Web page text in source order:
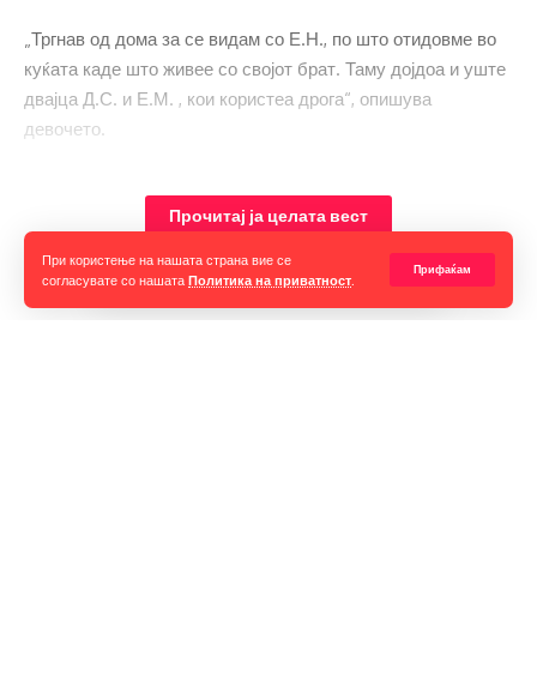
При користење на нашата страна вие се
согласувате со нашата Политика на приватност
Прифаќам
„Тргнав од дома за се видам со Е.Н., по што отидовме во
куќата каде што живее со својот брат. Таму дојдоа и уште
двајца Д.С. и Е.М. , кои користеа дрога“, опишува
девочето.
Прочитај ја целата вест